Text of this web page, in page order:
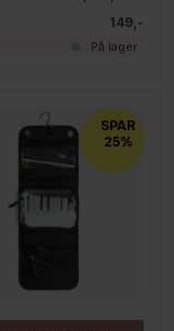
149,-
På lager
SPAR
25%